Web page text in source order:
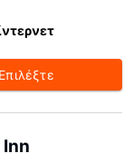
Επιλέξτε